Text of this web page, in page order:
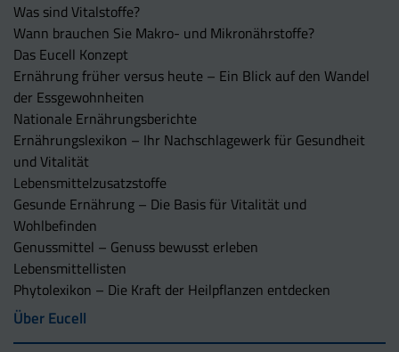
Was sind Vitalstoffe?
Wann brauchen Sie Makro- und Mikronährstoffe?
Das Eucell Konzept
Ernährung früher versus heute – Ein Blick auf den Wandel
der Essgewohnheiten
Nationale Ernährungsberichte
Ernährungslexikon – Ihr Nachschlagewerk für Gesundheit
und Vitalität
Lebensmittelzusatzstoffe
Gesunde Ernährung – Die Basis für Vitalität und
Wohlbefinden
Genussmittel – Genuss bewusst erleben
Lebensmittellisten
Phytolexikon – Die Kraft der Heilpflanzen entdecken
Über Eucell